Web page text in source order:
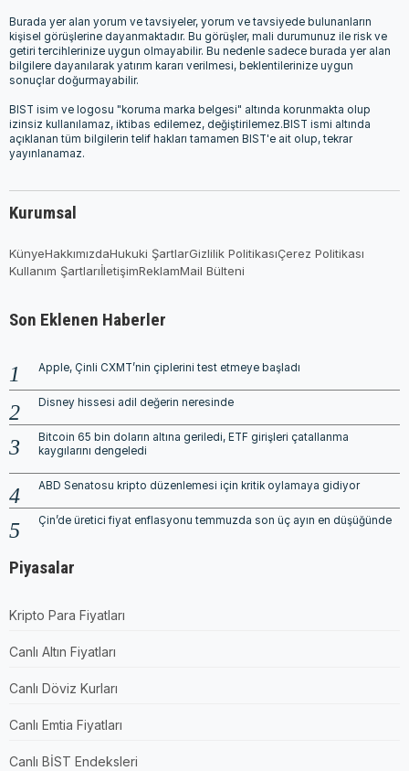
Burada yer alan yorum ve tavsiyeler, yorum ve tavsiyede bulunanların
kişisel görüşlerine dayanmaktadır. Bu görüşler, mali durumunuz ile risk ve
getiri tercihlerinize uygun olmayabilir. Bu nedenle sadece burada yer alan
bilgilere dayanılarak yatırım kararı verilmesi, beklentilerinize uygun
sonuçlar doğurmayabilir.
BIST isim ve logosu "koruma marka belgesi" altında korunmakta olup
izinsiz kullanılamaz, iktibas edilemez, değiştirilemez.BIST ismi altında
açıklanan tüm bilgilerin telif hakları tamamen BIST'e ait olup, tekrar
yayınlanamaz.
Kurumsal
KünyeHakkımızdaHukuki ŞartlarGizlilik PolitikasıÇerez Politikası
Kullanım ŞartlarıİletişimReklamMail Bülteni
Son Eklenen Haberler
Apple, Çinli CXMT’nin çiplerini test etmeye başladı
Disney hissesi adil değerin neresinde
Bitcoin 65 bin doların altına geriledi, ETF girişleri çatallanma
kaygılarını dengeledi
ABD Senatosu kripto düzenlemesi için kritik oylamaya gidiyor
Çin’de üretici fiyat enflasyonu temmuzda son üç ayın en düşüğünde
Piyasalar
Kripto Para Fiyatları
Canlı Altın Fiyatları
Canlı Döviz Kurları
Canlı Emtia Fiyatları
Canlı BİST Endeksleri